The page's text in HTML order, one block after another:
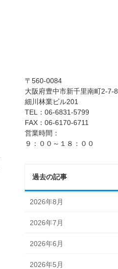
〒560-0084
大阪府豊中市新千里南町2-7-8
細川林業ビル201
TEL：06-6831-5799
FAX：06-6170-6711
営業時間：
９：００～１８：００
過去の記事
2026年8月
2026年7月
2026年6月
2026年5月